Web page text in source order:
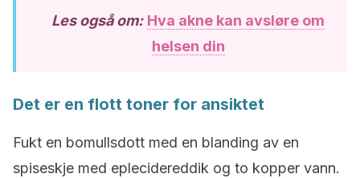
Les også om: Hva akne kan avsløre om
helsen din
Det er en flott toner for ansiktet
Fukt en bomullsdott med en blanding av en
spiseskje med eplecidereddik og to kopper vann.